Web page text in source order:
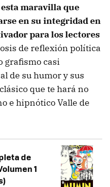
esta maravilla que
en su integridad en
para los lectores
de reflexión política
grafismo casi
de su humor y sus
que te hará no
e hipnótico Valle de
de
1